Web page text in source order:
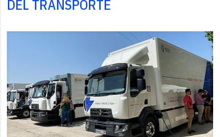
DEL TRANSPORTE